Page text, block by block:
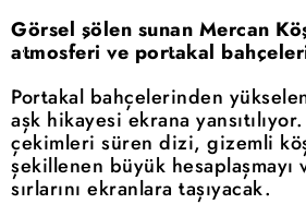
Görsel şölen sunan Mercan
atmosferi ve portakal
Portakal bahçelerinden
aşk hikayesi ekrana
çekimleri süren dizi, gizemli
şekillenen büyük hesaplaşmayı
sırlarını ekranlara taşıyacak.